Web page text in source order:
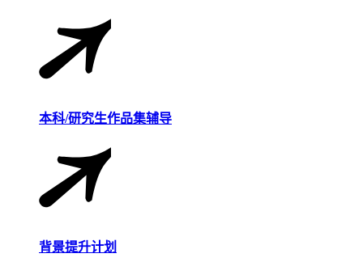
本科/研究生作品集辅导
背景提升计划